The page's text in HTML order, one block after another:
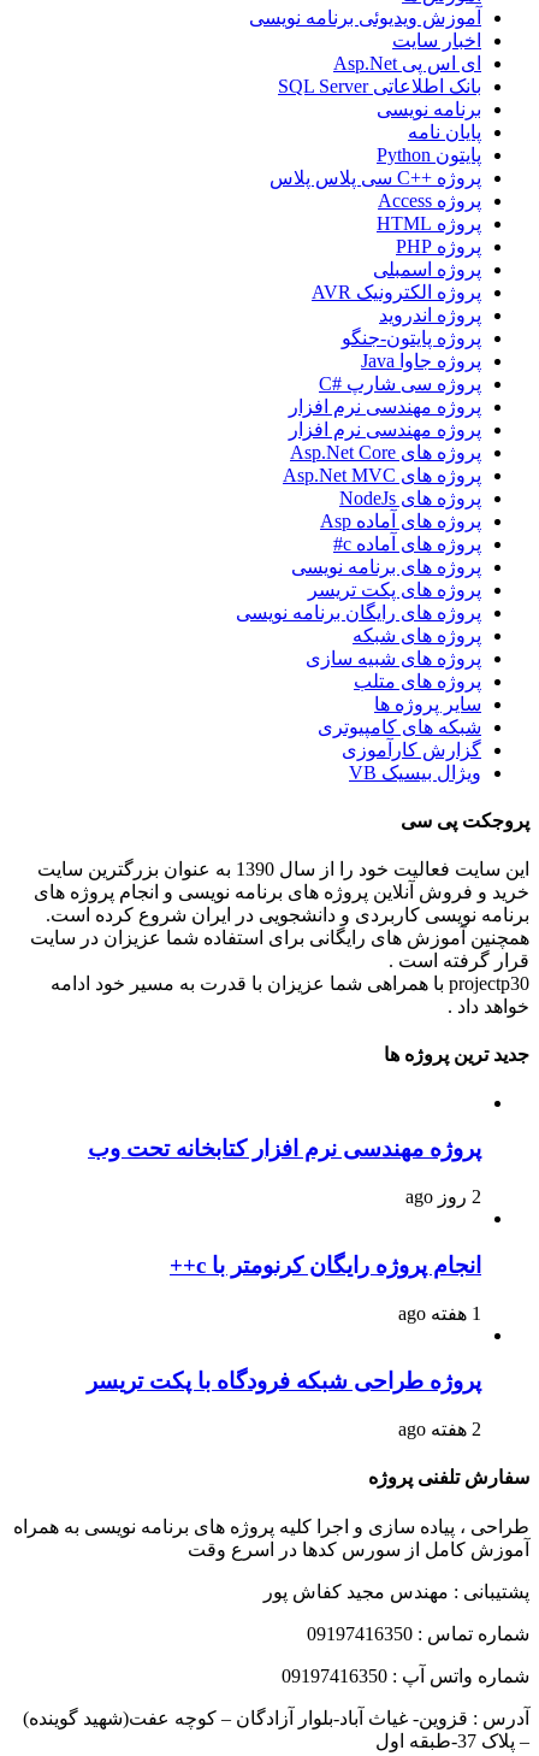
آموزش ویدیوئی برنامه نویسی
اخبار سایت
ای اس پی Asp.Net
بانک اطلاعاتی SQL Server
برنامه نویسی
پایان نامه
پایتون Python
پروژه ++C سی پلاس پلاس
پروژه Access
پروژه HTML
پروژه PHP
پروژه اسمبلی
پروژه الکترونیک AVR
پروژه اندروید
پروژه پایتون-جنگو
پروژه جاوا Java
پروژه سی شارپ #C
پروژه مهندسی نرم افزار
پروژه مهندسی نرم افزار
پروژه های Asp.Net Core
پروژه های Asp.Net MVC
پروژه های NodeJs
پروژه های آماده Asp
پروژه های آماده c#
پروژه های برنامه نویسی
پروژه های پکت تریسر
پروژه های رایگان برنامه نویسی
پروژه های شبکه
پروژه های شبیه سازی
پروژه های متلب
سایر پروژه ها
شبکه های کامپیوتری
گزارش کارآموزی
ویژال بیسیک VB
پروجکت پی سی
این سایت فعالیت خود را از سال 1390 به عنوان بزرگترین سایت
خرید و فروش آنلاین پروژه های برنامه نویسی و انجام پروژه های
برنامه نویسی کاربردی و دانشجویی در ایران شروع کرده است.
همچنین آموزش های رایگانی برای استفاده شما عزیزان در سایت
قرار گرفته است .
projectp30 با همراهی شما عزیزان با قدرت به مسیر خود ادامه
خواهد داد .
جدید ترین پروژه ها
پروژه مهندسی نرم افزار کتابخانه تحت وب
2 روز ago
انجام پروژه رایگان کرنومتر با c++
1 هفته ago
پروژه طراحی شبکه فرودگاه با پکت تریسر
2 هفته ago
سفارش تلفنی پروژه
طراحی ، پیاده سازی و اجرا کلیه پروژه های برنامه نویسی به همراه
آموزش کامل از سورس کدها در اسرع وقت
پشتیبانی : مهندس مجید کفاش پور
شماره تماس : 09197416350
شماره واتس آپ : 09197416350
آدرس : قزوین- غیاث آباد-بلوار آزادگان – کوچه عفت(شهید گوینده)
– پلاک 37-طبقه اول